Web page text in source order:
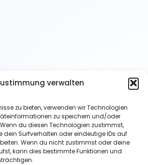
verwalten
zu bieten, verwenden wir Technologien
zu speichern und/oder
du diesen Technologien zustimmst,
dein Surfverhalten oder eindeutige IDs auf
Wenn du nicht zustimmst oder deine
kann dies bestimmte Funktionen und
Christian Meyer
für Altersvorsorge